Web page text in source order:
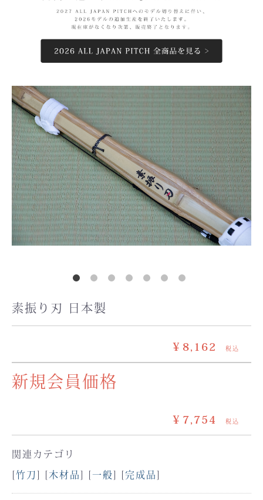
素振り刃 日本製
￥8,162 税込
新規会員価格
￥7,754 税込
関連カテゴリ
[竹刀] [木材品] [一般] [完成品]